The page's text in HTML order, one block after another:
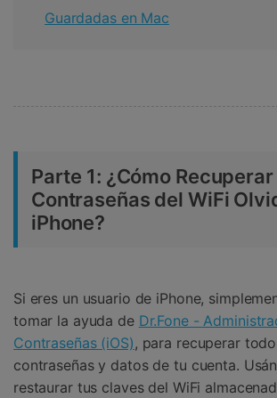
Guardadas en Mac
󠀰Parte 1: ¿Cómo Recuperar
Contraseñas del WiFi
iPhone?󠀲󠀩󠀥󠀦󠀨󠀣󠀡󠀣󠀳
Si eres un usuario de iPhone,
tomar la ayuda de Dr.Fone -
Contraseñas (iOS), para recuperar
contraseñas y datos de tu cuenta.
restaurar tus claves del WiFi